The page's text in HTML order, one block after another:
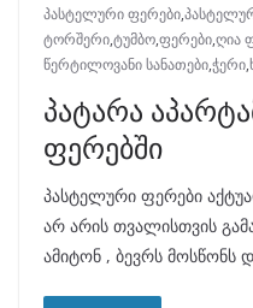
პასტელური ფერები,
ტორშერი,ტუმბო,ფერები,ღია
წერტილოვანი სანათები,ჭერი,
პატარა
ფერებში
პასტელური ფერები
არ არის თვალისთვის
ამიტონ , ბევრს მოსწონს